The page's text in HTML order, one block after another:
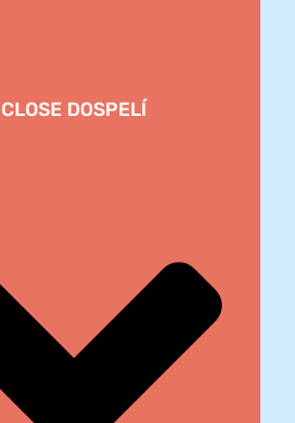
CLOSE DOSPELÍ